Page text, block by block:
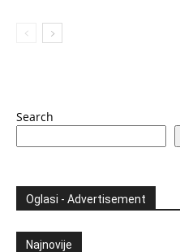
Search
Oglasi - Advertisement
Najnovije